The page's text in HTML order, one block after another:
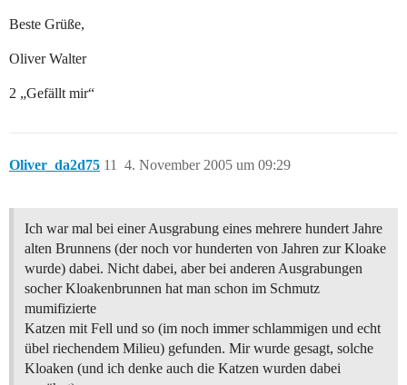
Beste Grüße,
Oliver Walter
2 „Gefällt mir“
Oliver_da2d75 4. November 2005 um 09:29
11
Ich war mal bei einer Ausgrabung eines mehrere hundert Jahre
alten Brunnens (der noch vor hunderten von Jahren zur Kloake
wurde) dabei. Nicht dabei, aber bei anderen Ausgrabungen
socher Kloakenbrunnen hat man schon im Schmutz
mumifizierte
Katzen mit Fell und so (im noch immer schlammigen und echt
übel riechendem Milieu) gefunden. Mir wurde gesagt, solche
Kloaken (und ich denke auch die Katzen wurden dabei